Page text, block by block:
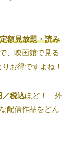
額見放題・読み
、映画館で見る
お得ですよね！
／税込ほど！ 外
配信作品をどん